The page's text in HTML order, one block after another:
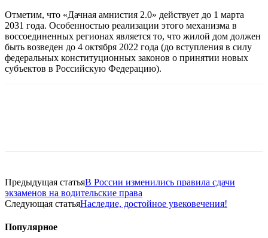
Отметим, что «Дачная амнистия 2.0» действует до 1 марта
2031 года. Особенностью реализации этого механизма в
воссоединенных регионах является то, что жилой дом должен
быть возведен до 4 октября 2022 года (до вступления в силу
федеральных конституционных законов о принятии новых
субъектов в Российскую Федерацию).
Предыдущая статьяВ России изменились правила сдачи
экзаменов на водительские права
Следующая статьяНаследие, достойное увековечения!
Популярное